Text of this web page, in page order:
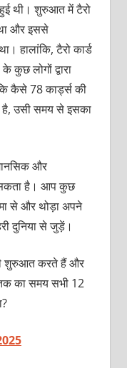
हुई थी। शुरुआत में टैरो
और इससे
हालांकि, टैरो कार्ड
कुछ लोगों द्वारा
कैसे 78 कार्ड्स की
है, उसी समय से इसका
और
सकता है। आप कुछ
से और थोड़ा अपने
दुनिया से जुड़ें।
शुरुआत करते हैं और
का समय सभी 12